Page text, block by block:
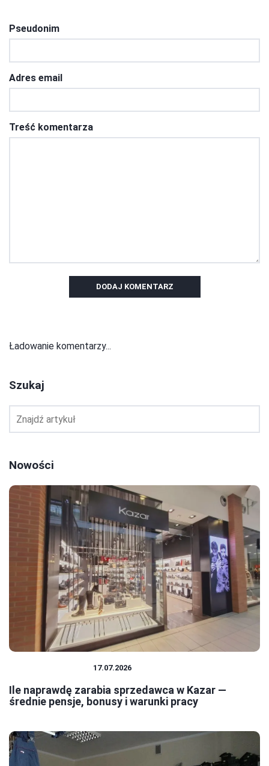
Pseudonim
Adres email
Treść komentarza
DODAJ KOMENTARZ
Ładowanie komentarzy...
Szukaj
Nowości
17.07.2026
Ile naprawdę zarabia sprzedawca w Kazar —
średnie pensje, bonusy i warunki pracy